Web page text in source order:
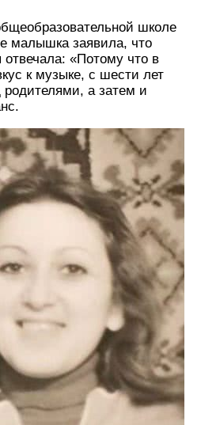
школе
малышка заявила, что
отвечала: «Потому что в
к музыке, с шести лет
а затем и